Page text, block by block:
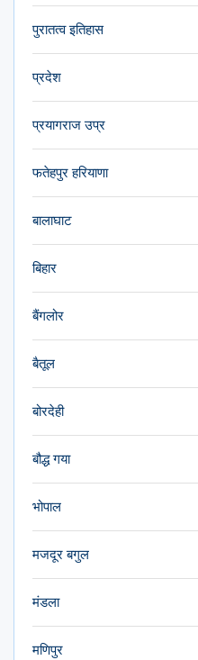
पुरातत्व इतिहास
प्रदेश
प्रयागराज उप्र
फतेहपुर हरियाणा
बालाघाट
बिहार
बैंगलोर
बैतूल
बोरदेही
बौद्ध गया
भोपाल
मजदूर बगुल
मंडला
मणिपुर